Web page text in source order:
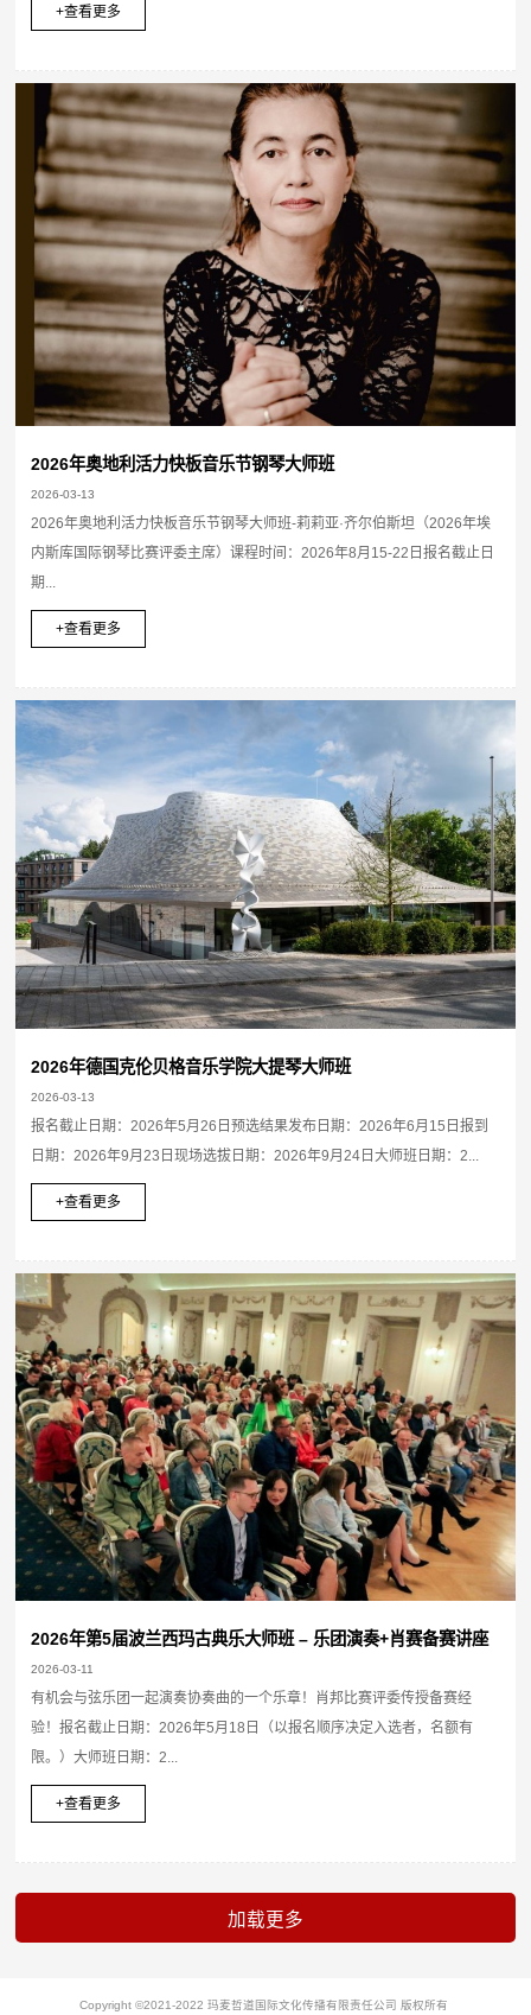
+查看更多
2026年奥地利活力快板音乐节钢琴大师班
2026-03-13
2026年奥地利活力快板音乐节钢琴大师班-莉莉亚·齐尔伯斯坦（2026年埃
内斯库国际钢琴比赛评委主席）课程时间：2026年8月15-22日报名截止日
期...
+查看更多
2026年德国克伦贝格音乐学院大提琴大师班
2026-03-13
报名截止日期：2026年5月26日预选结果发布日期：2026年6月15日报到
日期：2026年9月23日现场选拔日期：2026年9月24日大师班日期：2...
+查看更多
2026年第5届波兰西玛古典乐大师班 – 乐团演奏+肖赛备赛讲座
2026-03-11
有机会与弦乐团一起演奏协奏曲的一个乐章！肖邦比赛评委传授备赛经
验！报名截止日期：2026年5月18日（以报名顺序决定入选者，名额有
限。）大师班日期：2...
+查看更多
Copyright ©2021-2022 玛麦哲道国际文化传播有限责任公司 版权所有